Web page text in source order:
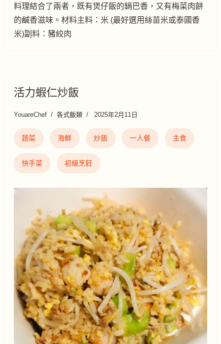
料理結合了兩者，既有煲仔飯的鍋巴香，又有梅菜肉餅
的鹹香滋味。材料主料：米 (最好選用絲苗米或泰國香
米)副料：豬絞肉
活力蝦仁炒飯
YouareChef 各式飯類 2025年2月11日
蔬菜 海鮮 炒飯 一人餐 主食
快手菜 初級烹飪